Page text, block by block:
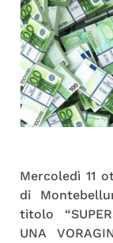
Mercoledì 11
di
titolo
UNA